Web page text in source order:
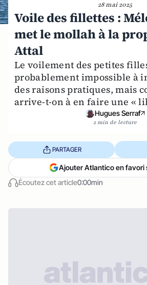
28 mai 2025
Voile des fillettes :
met le mollah à la
Attal
Le voilement des petites
probablement impossible à
des raisons pratiques, mais
arrive-t-on à en faire une «
Hugues Serraf
2 min de lecture
Écoutez cet article0:00min
PARTAGER
Ajouter Atlantico en favori